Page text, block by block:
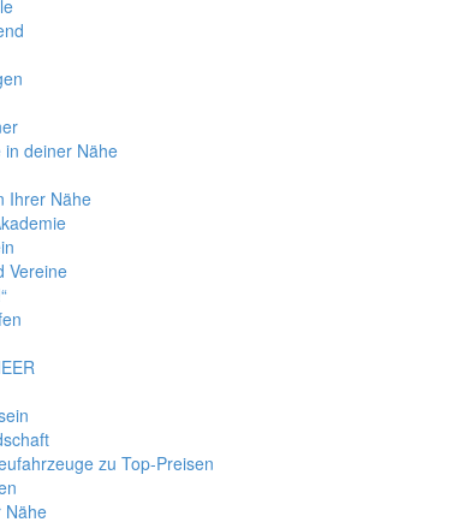
deiner Nähe
Ihrer Nähe
Vereine
zu Top-Preisen
Nähe